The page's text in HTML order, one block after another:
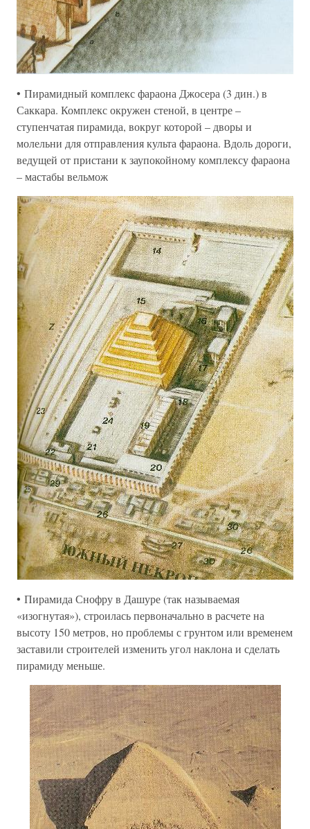
• Пирамидный комплекс фараона Джосера (3 дин.) в
Саккара. Комплекс окружен стеной, в центре –
ступенчатая пирамида, вокруг которой – дворы и
молельни для отправления культа фараона. Вдоль дороги,
ведущей от пристани к заупокойному комплексу фараона
– мастабы вельмож
• Пирамида Снофру в Дашуре (так называемая
«изогнутая»), строилась первоначально в расчете на
высоту 150 метров, но проблемы с грунтом или временем
заставили строителей изменить угол наклона и сделать
пирамиду меньше.